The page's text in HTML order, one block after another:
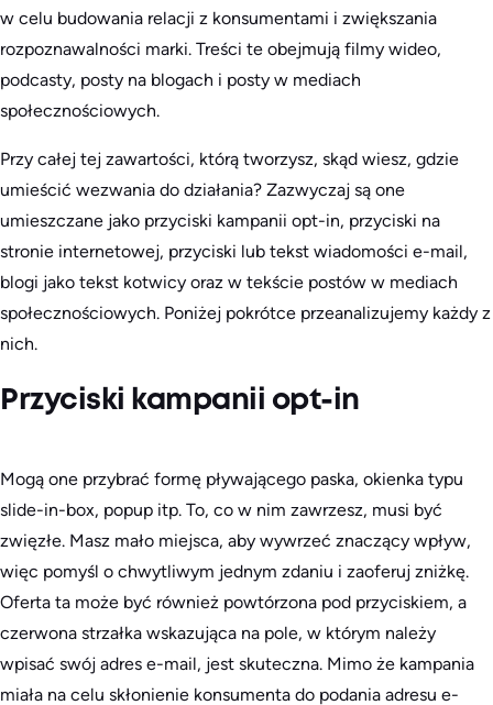
w celu budowania relacji z konsumentami i zwiększania
rozpoznawalności marki. Treści te obejmują filmy wideo,
podcasty, posty na blogach i posty w mediach
społecznościowych.
Przy całej tej zawartości, którą tworzysz, skąd wiesz, gdzie
umieścić wezwania do działania? Zazwyczaj są one
umieszczane jako przyciski kampanii opt-in, przyciski na
stronie internetowej, przyciski lub tekst wiadomości e-mail,
blogi jako tekst kotwicy oraz w tekście postów w mediach
społecznościowych. Poniżej pokrótce przeanalizujemy każdy z
nich.
Przyciski kampanii opt-in
Mogą one przybrać formę pływającego paska, okienka typu
slide-in-box, popup itp. To, co w nim zawrzesz, musi być
zwięzłe. Masz mało miejsca, aby wywrzeć znaczący wpływ,
więc pomyśl o chwytliwym jednym zdaniu i zaoferuj zniżkę.
Oferta ta może być również powtórzona pod przyciskiem, a
czerwona strzałka wskazująca na pole, w którym należy
wpisać swój adres e-mail, jest skuteczna. Mimo że kampania
miała na celu skłonienie konsumenta do podania adresu e-